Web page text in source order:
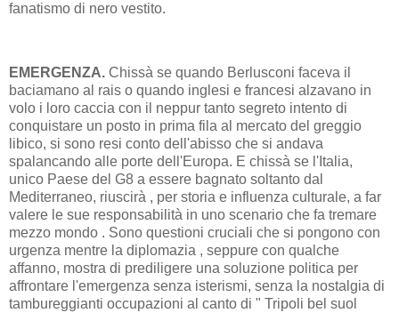
fanatismo di nero vestito.
EMERGENZA. Chissà se quando Berlusconi faceva il
baciamano al rais o quando inglesi e francesi alzavano in
volo i loro caccia con il neppur tanto segreto intento di
conquistare un posto in prima fila al mercato del greggio
libico, si sono resi conto dell'abisso che si andava
spalancando alle porte dell'Europa. E chissà se l'Italia,
unico Paese del G8 a essere bagnato soltanto dal
Mediterraneo, riuscirà , per storia e influenza culturale, a far
valere le sue responsabilità in uno scenario che fa tremare
mezzo mondo . Sono questioni cruciali che si pongono con
urgenza mentre la diplomazia , seppure con qualche
affanno, mostra di prediligere una soluzione politica per
affrontare l'emergenza senza isterismi, senza la nostalgia di
tambureggianti occupazioni al canto di " Tripoli bel suol